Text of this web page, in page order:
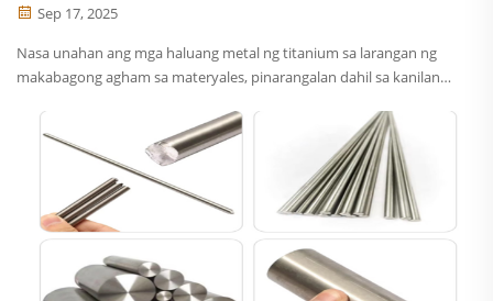
Sep 17, 2025
Nasa unahan ang mga haluang metal ng titanium sa larangan ng
makabagong agham sa materyales, pinarangalan dahil sa kanilang
pagganap na sektor. Sa mga komersiyal na purong grado at
pinaghalong titanium, ang Gr2 at Gr5 ang dalawang
pinakakaraniwang ginagamit...